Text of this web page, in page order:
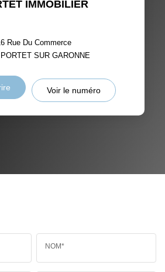
- Immobilière
Rue Du Commerce
PORTET SUR GARONNE
Voir le numéro
NOM*